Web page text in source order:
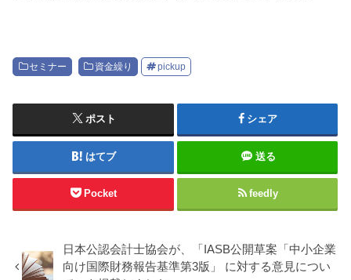
セミナー 資金繰り pickup
ポスト シェア
はてブ 送る
Pocket feedly
日本公認会計士協会が、「IASB公開草案「中小企業
向け国際財務報告基準第3版」 に対する意見につい